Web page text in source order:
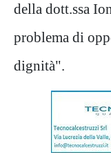
della dott.ssa
problema di
dignità".